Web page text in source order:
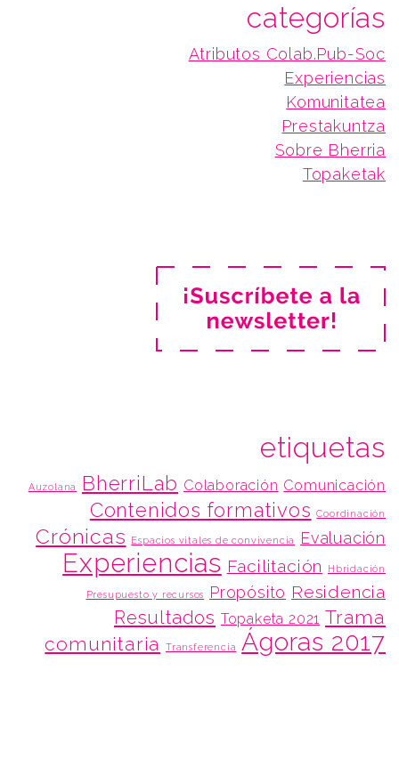
categorías
Atributos Colab.Pub-Soc
Experiencias
Komunitatea
Prestakuntza
Sobre Bherria
Topaketak
etiquetas
Auzolana BherriLab Colaboración Comunicación
Contenidos formativos Coordinación
Crónicas Espacios vitales de convivencia Evaluación
Experiencias Facilitación Hbridación
Presupuesto y recursos Propósito Residencia
Resultados Topaketa 2021 Trama
comunitaria
Transferencia Ágoras 2017